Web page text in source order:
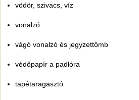
vödör, szivacs, víz
vonalzó
vágó vonalzó és jegyzettömb
védőpapír a padlóra
tapétaragasztó